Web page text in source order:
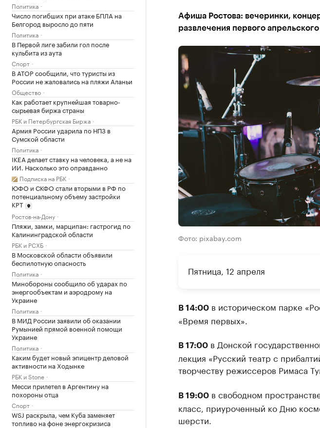
Политика
Число погибших при атаке БПЛА на
Белгород выросло до пяти
Политика
В Первой лиге забили гол после
кульбита из аута
Спорт
В АТОР сообщили, что туристы из
России не жаловались на пляжи Аланьи
Общество
Как работает крупнейшая товарно-
сырьевая биржа страны
РБК и Петербургская Биржа
Армия России ударила по НПЗ в
Сумской области
Политика
IKEA делает ставку на человека, а не на
ИИ. Насколько это оправданно
Подписка на РБК
ЮФО и СКФО стали вторыми в РФ по
потенциальному объему застройки
КРТ
Ростов-на-Дону
Пляжи, замки, марципан: гастрогид по
Калининградской области
РБК и РСХБ
В Московской области объявили
беспилотную опасность
Политика
Минобороны сообщило об ударах по
энергообъектам и аэродрому на
Украине
Политика
В МИД России заявили об оказании
Румынией прямой военной помощи
Украине
Политика
Каким будет новый эпицентр деловой
активности на Ходынке
РБК и Stone
Месси прилетел в Аргентину на
похороны отца
Спорт
WSJ раскрыла, чем Куба заменяет
топливо на фоне энергокризиса
Афиша Ростова: вечеринки,
развлечения первого
Фото: pixabay.com
Пятница, 12 апреля
В 14:00в историческом парке
«Время первых».
В 17:00в Донской
лекция «Русский театр с
творчеству режиссеров Римаса
В 19:00в свободном
класс, приуроченный ко Дню
шерсти.